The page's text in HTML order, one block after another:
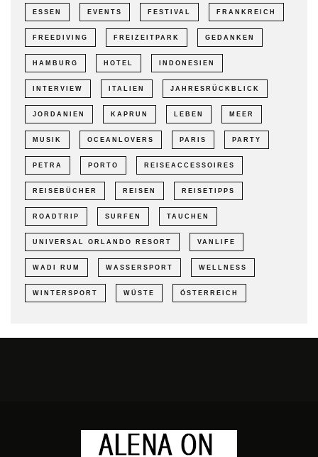
ESSEN EVENTS FESTIVAL FRANKREICH
FREEDIVING FREIZEITPARK GEDANKEN
HAMBURG HOTEL INDONESIEN
INTERVIEW ITALIEN JAHRESRÜCKBLICK
JORDANIEN KAPRUN LEBEN MEER
MUSIK OCEANLOVERS PARIS PARTY
PETRA PORTO REISEACCESSOIRES
REISEBÜCHER REISEN REISETIPPS
ROADTRIP SURFEN TAUCHEN
UNIVERSAL ORLANDO RESORT VANLIFE
WADI RUM WASSERSPORT WELLNESS
WINTERSPORT WÜSTE ÖSTERREICH